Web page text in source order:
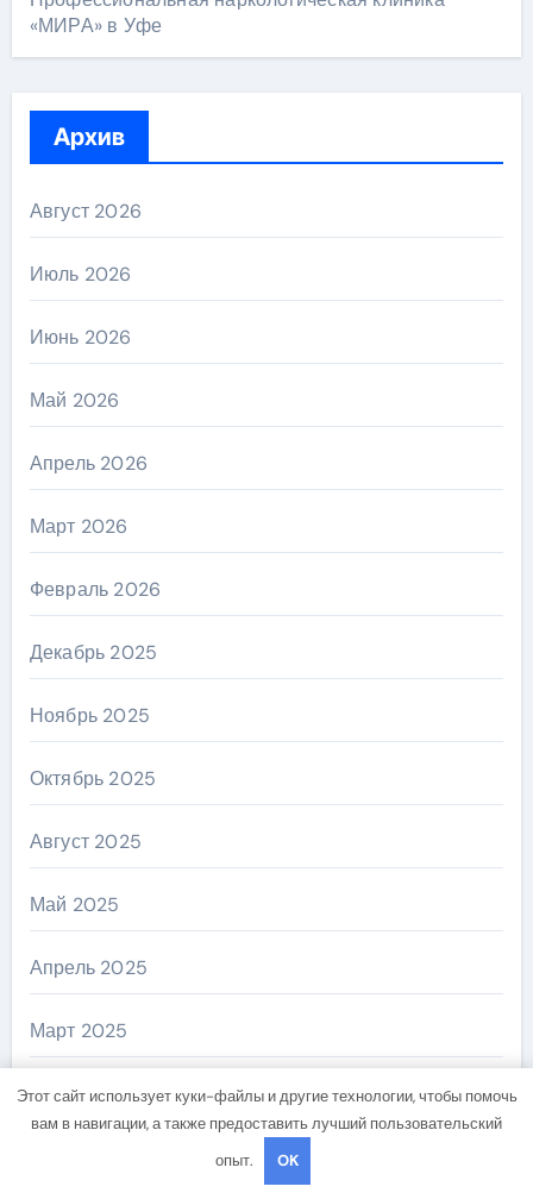
«МИРА» в Уфе
Архив
Август 2026
Июль 2026
Июнь 2026
Май 2026
Апрель 2026
Март 2026
Февраль 2026
Декабрь 2025
Ноябрь 2025
Октябрь 2025
Август 2025
Май 2025
Апрель 2025
Март 2025
Октябрь 2024
Этот сайт использует куки-файлы и другие технологии, чтобы помочь
вам в навигации, а также предоставить лучший пользовательский
опыт.
OK